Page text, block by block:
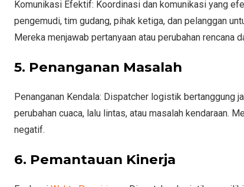
Komunikasi Efektif: Koordinasi dan komunikasi yang
pengemudi, tim gudang, pihak ketiga, dan pelanggan
Mereka menjawab pertanyaan atau perubahan rencana
5. Penanganan Masalah
Penanganan Kendala: Dispatcher logistik bertanggung
perubahan cuaca, lalu lintas, atau masalah kendaraan.
negatif.
6. Pemantauan Kinerja